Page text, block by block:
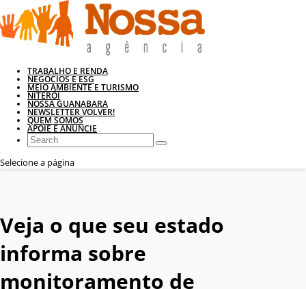
TRABALHO E RENDA
NEGÓCIOS E ESG
MEIO AMBIENTE E TURISMO
NITERÓI
NOSSA GUANABARA
NEWSLETTER VOLVER!
QUEM SOMOS
APOIE E ANUNCIE
Selecione a página
Veja o que seu estado
informa sobre
monitoramento de